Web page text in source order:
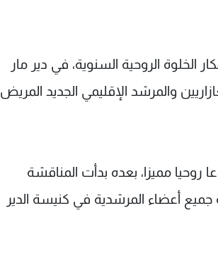
الروحية السنوية، في دير مار
والمرشد الإقليمي الجديد المريض
مميزا، بعده بدأت المناقشة
أعضاء المرشدية في كنيسة الدير